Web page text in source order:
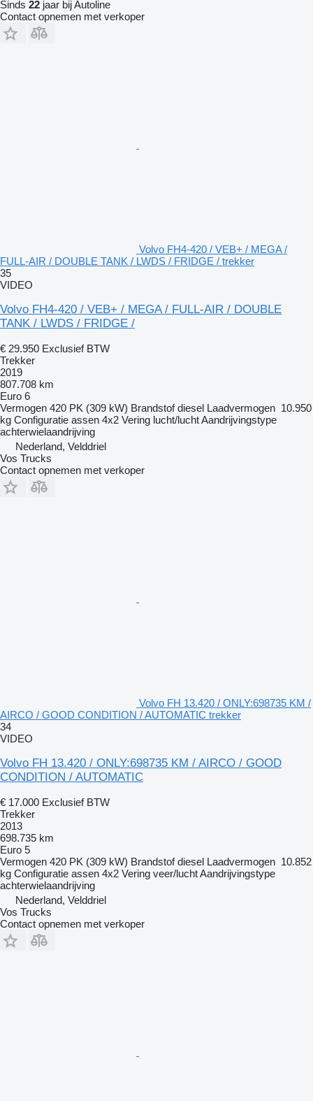
Sinds 22 jaar bij Autoline
Contact opnemen met verkoper
Volvo FH4-420 / VEB+ / MEGA /
FULL-AIR / DOUBLE TANK / LWDS / FRIDGE / trekker
35
VIDEO
Volvo FH4-420 / VEB+ / MEGA / FULL-AIR / DOUBLE
TANK / LWDS / FRIDGE /
€ 29.950 Exclusief BTW
Trekker
2019
807.708 km
Euro 6
Vermogen 420 PK (309 kW) Brandstof diesel Laadvermogen 10.950
kg Configuratie assen 4x2 Vering lucht/luchtAandrijvingstype
achterwielaandrijving
Nederland, Velddriel
Vos Trucks
Contact opnemen met verkoper
Volvo FH 13.420 / ONLY:698735 KM /
AIRCO / GOOD CONDITION / AUTOMATIC trekker
34
VIDEO
Volvo FH 13.420 / ONLY:698735 KM / AIRCO / GOOD
CONDITION / AUTOMATIC
€ 17.000 Exclusief BTW
Trekker
2013
698.735 km
Euro 5
Vermogen 420 PK (309 kW) Brandstof diesel Laadvermogen 10.852
kg Configuratie assen 4x2 Vering veer/luchtAandrijvingstype
achterwielaandrijving
Nederland, Velddriel
Vos Trucks
Contact opnemen met verkoper